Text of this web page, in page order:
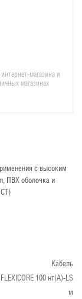
магазина и
магазинах
c высоким
ПВХ оболочка и
Кабель
100 нг(А)-LS
м